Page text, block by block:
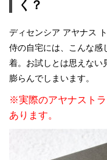
く？
ディセンシア アヤナス
侍の自宅には、こんな感
着。お試しとは思えない
膨らんでしまいます。
※実際のアヤナスト
あります。